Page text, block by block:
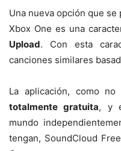
Una nueva opción que
Xbox One es una
Upload. Con esta
canciones similares
La aplicación, como
totalmente gratuita, y
mundo
tengan, SoundCloud